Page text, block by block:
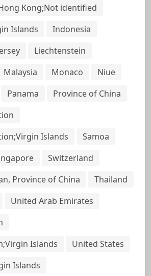
Kong;Not identified
Islands
Indonesia
Liechtenstein
Malaysia Monaco
Niue
Panama
Province of China
Islands
Samoa
Switzerland
Province of China
Thailand
United Arab Emirates
Islands
United States
Islands